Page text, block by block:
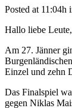
Posted at 11:04h
Hallo liebe Leute,
Am 27. Jänner
Einzel und zehn
Das Finalspiel
gegen Niklas